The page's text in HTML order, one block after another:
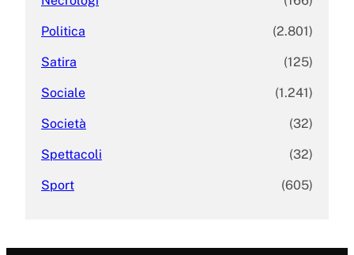
Politica (2.801)
Satira (125)
Sociale (1.241)
Società (32)
Spettacoli (32)
Sport (605)